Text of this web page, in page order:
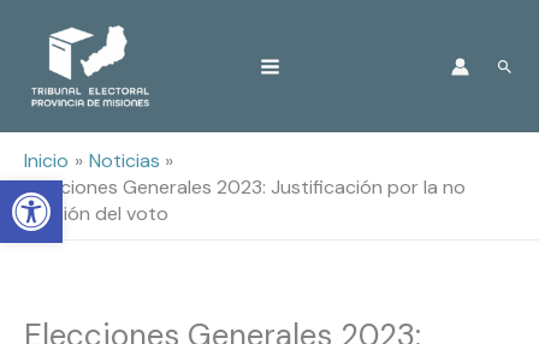
Open toolbar
Inicio
Noticias
Elecciones Generales 2023: Justificación por la no
emisión del voto